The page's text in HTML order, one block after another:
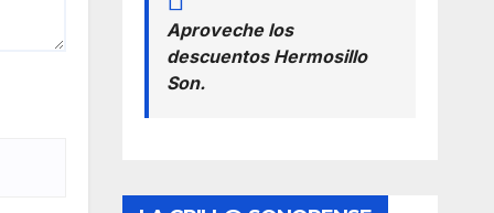
Aproveche los
descuentos Hermosillo
Son.